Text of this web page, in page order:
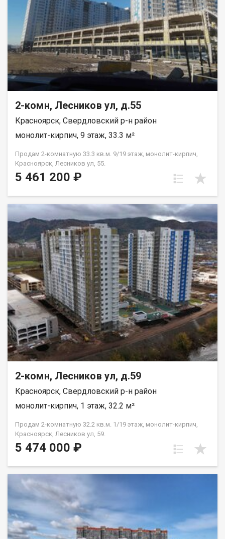
2-комн, Лесников ул, д.55
Красноярск, Свердловский р-н район
монолит-кирпич, 9 этаж, 33.3 м²
Продам 2-комнатную 33.3 кв.м. 9/19 этаж, монолит-кирпич,
Красноярск, Лесников ул, 55.
5 461 200 ₽
2-комн, Лесников ул, д.59
Красноярск, Свердловский р-н район
монолит-кирпич, 1 этаж, 32.2 м²
Продам 2-комнатную 32.2 кв.м. 1/19 этаж, монолит-кирпич,
Красноярск, Лесников ул, 59.
5 474 000 ₽